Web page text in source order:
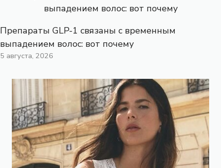
Препараты GLP-1 связаны с временным
выпадением волос: вот почему
5 августа, 2026